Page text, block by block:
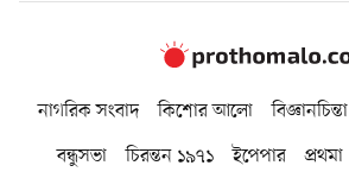
নাগরিক সংবাদ কিশোর আলো বিজ্ঞানচিন্তা
বন্ধুসভা
চিরন্তন ১৯৭১ ইপেপার প্রথমা